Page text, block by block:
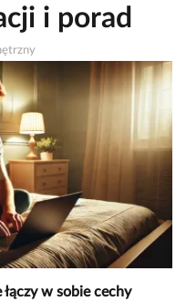
i porad
w sobie cechy